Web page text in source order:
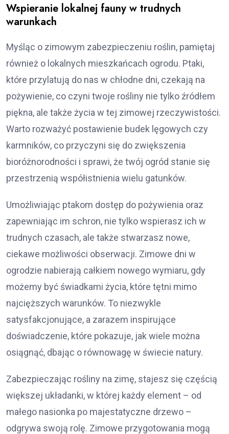
Wspieranie lokalnej fauny w trudnych
warunkach
Myśląc o zimowym zabezpieczeniu roślin, pamiętaj
również o lokalnych mieszkańcach ogrodu. Ptaki,
które przylatują do nas w chłodne dni, czekają na
pożywienie, co czyni twoje rośliny nie tylko źródłem
piękna, ale także życia w tej zimowej rzeczywistości.
Warto rozważyć postawienie budek lęgowych czy
karmników, co przyczyni się do zwiększenia
bioróżnorodności i sprawi, że twój ogród stanie się
przestrzenią współistnienia wielu gatunków.
Umożliwiając ptakom dostęp do pożywienia oraz
zapewniając im schron, nie tylko wspierasz ich w
trudnych czasach, ale także stwarzasz nowe,
ciekawe możliwości obserwacji. Zimowe dni w
ogrodzie nabierają całkiem nowego wymiaru, gdy
możemy być świadkami życia, które tętni mimo
najcięższych warunków. To niezwykle
satysfakcjonujące, a zarazem inspirujące
doświadczenie, które pokazuje, jak wiele można
osiągnąć, dbając o równowagę w świecie natury.
Zabezpieczając rośliny na zimę, stajesz się częścią
większej układanki, w której każdy element – od
małego nasionka po majestatyczne drzewo –
odgrywa swoją rolę. Zimowe przygotowania mogą